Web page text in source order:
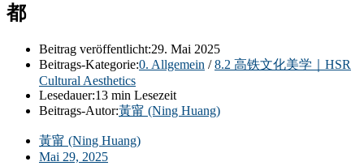
都
Beitrag veröffentlicht:29. Mai 2025
Beitrags-Kategorie:0. Allgemein / 8.2 高铁文化美学｜HSR
Cultural Aesthetics
Lesedauer:13 min Lesezeit
Beitrags-Autor:黃甯 (Ning Huang)
黃甯 (Ning Huang)
Mai 29, 2025